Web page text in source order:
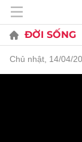
ĐỜI SỐNG
chủ nhật, 14/04/